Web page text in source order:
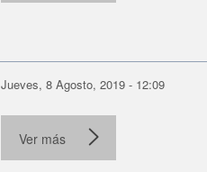
Jueves, 8 Agosto, 2019 - 12:09
Ver más